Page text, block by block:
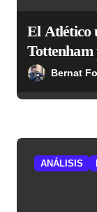
El Atlético
Bernat
ANÁLISIS